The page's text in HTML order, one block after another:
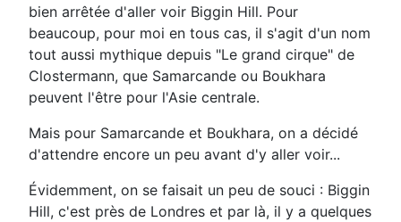
bien arrêtée d'aller voir Biggin Hill. Pour
beaucoup, pour moi en tous cas, il s'agit d'un nom
tout aussi mythique depuis "Le grand cirque" de
Clostermann, que Samarcande ou Boukhara
peuvent l'être pour l'Asie centrale.
Mais pour Samarcande et Boukhara, on a décidé
d'attendre encore un peu avant d'y aller voir...
Évidemment, on se faisait un peu de souci : Biggin
Hill, c'est près de Londres et par là, il y a quelques